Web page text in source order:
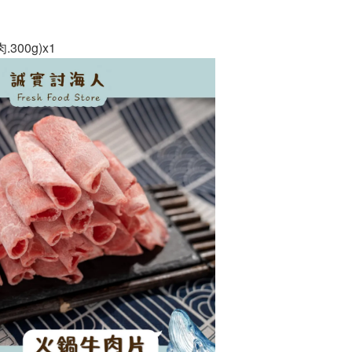
.300g)x1